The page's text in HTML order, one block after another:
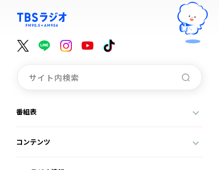
番組表
コンテンツ